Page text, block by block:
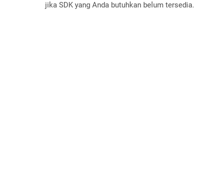
jika SDK yang Anda butuhkan belum tersedia.